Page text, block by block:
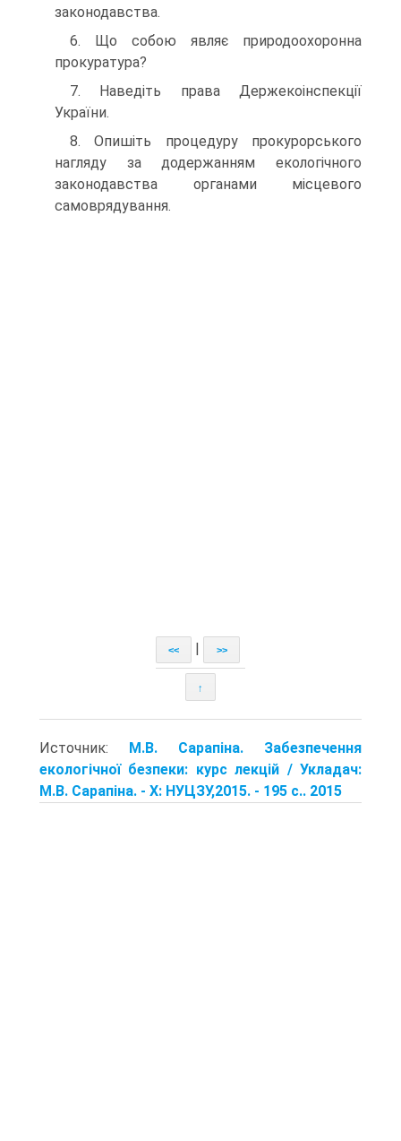
законодавства.
6. Що собою являє природоохоронна
прокуратура?
7. Наведіть права Держекоінспекції
України.
8. Опишіть процедуру прокурорського
нагляду за додержанням екологічного
законодавства органами місцевого
самоврядування.
<< >>
↑
Источник: М.В. Сарапіна. Забезпечення
екологічної безпеки: курс лекцій / Укладач:
М.В. Сарапіна. - Х: НУЦЗУ,2015. - 195 с.. 2015